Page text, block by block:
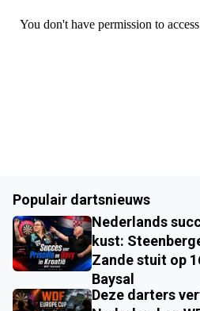
Populair dartsnieuws
Nederlands
kust:
Zande stuit op
Baysal
Deze darters